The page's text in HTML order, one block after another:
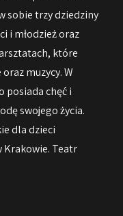
sobie trzy dziedziny
i młodzież oraz
które
muzycy. W
posiada chęć i
swojego życia.
dla dzieci
Krakowie. Teatr